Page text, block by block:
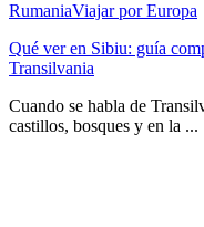
RumaniaViajar por Europa
Qué ver en Sibiu: guía
Transilvania
Cuando se habla de
castillos, bosques y en la ...